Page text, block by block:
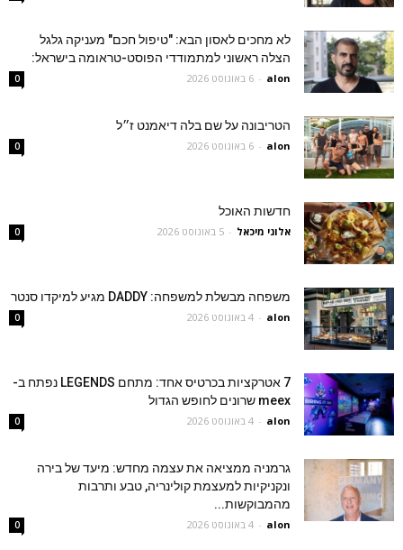
לא מחכים לאסון הבא: "טיפול חכם" מעניקה גלגל
הצלה ראשוני למתמודדי הפוסט-טראומה בישראל:
alon
- 6 באוגוסט 2026 0
הטריבונה על שם בלה דיאמנט ז״ל
alon
- 6 באוגוסט 2026 0
חדשות האוכל
אלוני מיכאל - 5 באוגוסט 2026 0
משפחה מבשלת למשפחה: DADDY מגיע למיקדו סנטר
alon
- 4 באוגוסט 2026 0
7 אטרקציות בכרטיס אחד: מתחם LEGENDS נפתח ב-
meex שרונים לחופש הגדול
alon
- 4 באוגוסט 2026 0
גרמניה ממציאה את עצמה מחדש: מיעד של בירה
ונקניקיות למעצמת קולינריה, טבע ותרבות
מהמבוקשות...
alon
- 4 באוגוסט 2026 0